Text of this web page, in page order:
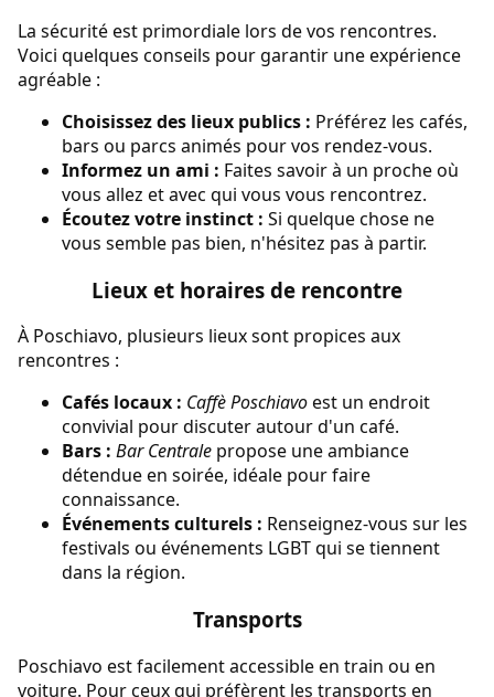
La sécurité est primordiale lors de vos rencontres.
Voici quelques conseils pour garantir une expérience
agréable :
Choisissez des lieux publics : Préférez les cafés,
bars ou parcs animés pour vos rendez-vous.
Informez un ami : Faites savoir à un proche où
vous allez et avec qui vous vous rencontrez.
Écoutez votre instinct : Si quelque chose ne
vous semble pas bien, n'hésitez pas à partir.
Lieux et horaires de rencontre
À Poschiavo, plusieurs lieux sont propices aux
rencontres :
Cafés locaux : Caffè Poschiavoest un endroit
convivial pour discuter autour d'un café.
Bars : Bar Centrale propose une ambiance
détendue en soirée, idéale pour faire
connaissance.
Événements culturels : Renseignez-vous sur les
festivals ou événements LGBT qui se tiennent
dans la région.
Transports
Poschiavo est facilement accessible en train ou en
voiture. Pour ceux qui préfèrent les transports en